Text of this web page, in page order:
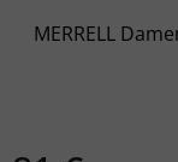
MERRELL